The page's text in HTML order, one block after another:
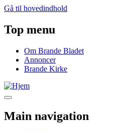
Gå til hovedindhold
Top menu
Om Brande Bladet
Annoncer
Brande Kirke
Main navigation